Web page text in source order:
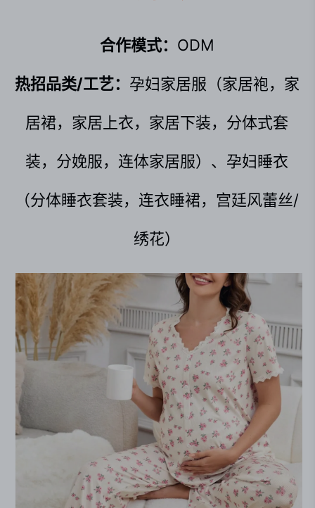
合作模式： ODM
热招品类/工艺： 孕妇家居服（家居袍，家
居裙，家居上衣，家居下装，分体式套
装，分娩服，连体家居服）、孕妇睡衣
（分体睡衣套装，连衣睡裙，宫廷风蕾丝/
绣花）